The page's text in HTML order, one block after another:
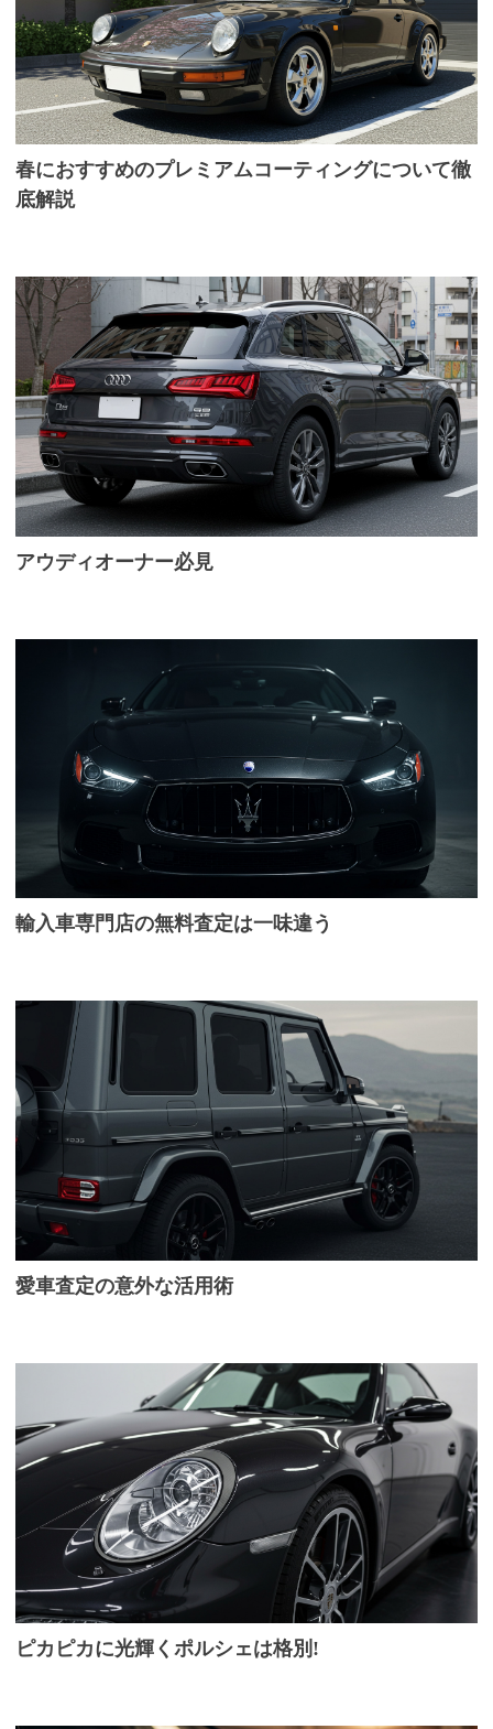
春におすすめのプレミアムコーティングについて徹
底解説
アウディオーナー必見
輸入車専門店の無料査定は一味違う
愛車査定の意外な活用術
ピカピカに光輝くポルシェは格別!